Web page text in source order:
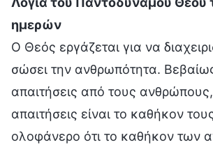
ημερών
Ο Θεός εργάζεται για να
σώσει την ανθρωπότητα.
απαιτήσεις από τους
απαιτήσεις είναι το καθήκον
ολοφάνερο ότι το καθήκον των